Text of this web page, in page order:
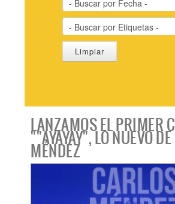
LANZAMOS EL PRIMER
""AYAYAY", LO NUEVO
MÉNDEZ